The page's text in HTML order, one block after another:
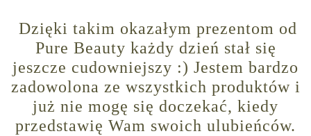
Dzięki takim okazałym prezentom od
Pure Beauty każdy dzień stał się
jeszcze cudowniejszy :) Jestem bardzo
zadowolona ze wszystkich produktów i
już nie mogę się doczekać, kiedy
przedstawię Wam swoich ulubieńców.